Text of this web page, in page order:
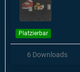
Platzierbar
6 Downloads